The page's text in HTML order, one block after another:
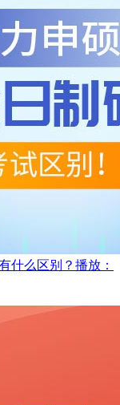
什么区别？ 播放：